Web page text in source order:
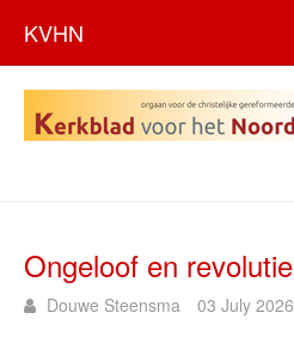
KVHN
Ongeloof en revolutie
Douwe Steensma 03 July 2026